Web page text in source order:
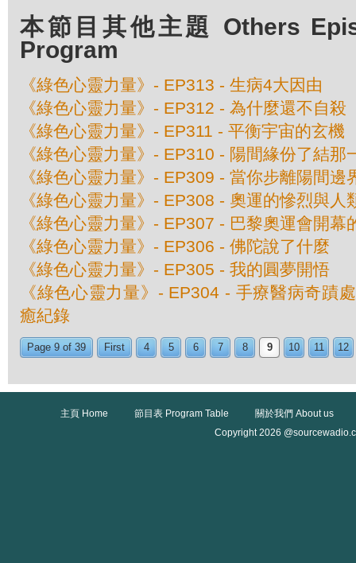
本節目其他主題 Others
Program
《綠色心靈力量》- EP313 - 生病4大因由
《綠色心靈力量》- EP312 - 為什麼還不自殺
《綠色心靈力量》- EP311 - 平衡宇宙的玄機
《綠色心靈力量》- EP310 - 陽間緣份了結那
《綠色心靈力量》- EP309 - 當你步離陽間邊
《綠色心靈力量》- EP308 - 奧運的慘烈與人
《綠色心靈力量》- EP307 - 巴黎奧運會開幕
《綠色心靈力量》- EP306 - 佛陀說了什麼
《綠色心靈力量》- EP305 - 我的圓夢開悟
《綠色心靈力量》- EP304 - 手療醫病奇蹟
癒紀錄
Page 9 of 39 First 4 5 6 7 8 9 10 11 12
主頁 Home 節目表 Program Table
關於我們 About us
Copyright 2026